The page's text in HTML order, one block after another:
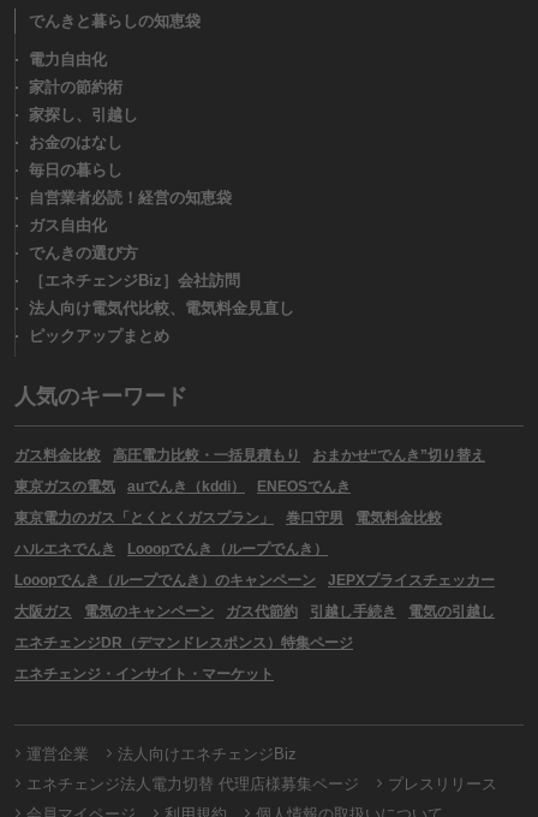
でんきと暮らしの知恵袋
電力自由化
家計の節約術
家探し、引越し
お金のはなし
毎日の暮らし
自営業者必読！経営の知恵袋
ガス自由化
でんきの選び方
［エネチェンジBiz］会社訪問
法人向け電気代比較、電気料金見直し
ピックアップまとめ
人気のキーワード
ガス料金比較 高圧電力比較・一括見積もり
おまかせ“でんき”切り替え
東京ガスの電気
auでんき（kddi）
ENEOSでんき
東京電力のガス「とくとくガスプラン」
巻口守男
電気料金比較
ハルエネでんき
Looopでんき（ループでんき）
Looopでんき（ループでんき）のキャンペーン
JEPXプライスチェッカー
大阪ガス
電気のキャンペーン ガス代節約 引越し手続き
電気の引越し
エネチェンジDR（デマンドレスポンス）特集ページ
エネチェンジ・インサイト・マーケット
運営企業
法人向けエネチェンジBiz
エネチェンジ法人電力切替 代理店様募集ページ
プレスリリース